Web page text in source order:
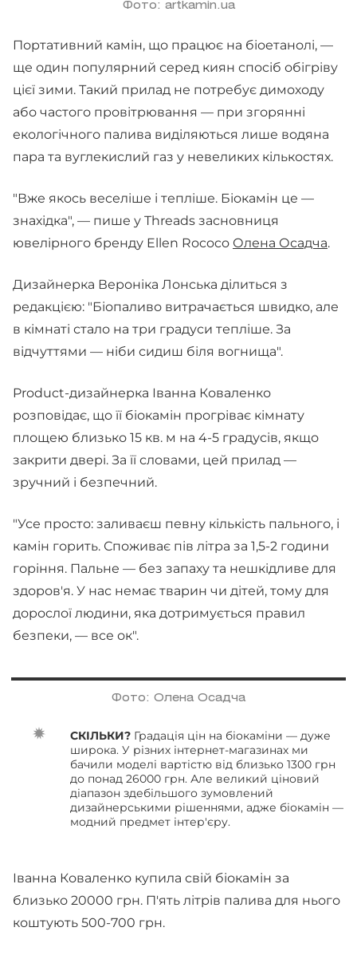
Фото: artkamin.ua
Портативний камін, що працює на біоетанолі, —
ще один популярний серед киян спосіб обігріву
цієї зими. Такий прилад не потребує димоходу
або частого провітрювання — при згорянні
екологічного палива виділяються лише водяна
пара та вуглекислий газ у невеликих кількостях.
"Вже якось веселіше і тепліше. Біокамін це —
знахідка", — пише у Threads засновниця
ювелірного бренду Ellen Rococo Олена Осадча.
Дизайнерка Вероніка Лонська ділиться з
редакцією: "Біопаливо витрачається швидко, але
в кімнаті стало на три градуси тепліше. За
відчуттями — ніби сидиш біля вогнища".
Product-дизайнерка Іванна Коваленко
розповідає, що її біокамін прогріває кімнату
площею близько 15 кв. м на 4-5 градусів, якщо
закрити двері. За її словами, цей прилад —
зручний і безпечний.
"Усе просто: заливаєш певну кількість пального, і
камін горить. Споживає пів літра за 1,5-2 години
горіння. Пальне — без запаху та нешкідливе для
здоров'я. У нас немає тварин чи дітей, тому для
дорослої людини, яка дотримується правил
безпеки, — все ок".
Фото: Олена Осадча
СКІЛЬКИ? Градація цін на біокаміни — дуже
широка. У різних інтернет-магазинах ми
бачили моделі вартістю від близько 1300 грн
до понад 26000 грн. Але великий ціновий
діапазон здебільшого зумовлений
дизайнерськими рішеннями, адже біокамін —
модний предмет інтер'єру.
Іванна Коваленко купила свій біокамін за
близько 20000 грн. П'ять літрів палива для нього
коштують 500-700 грн.